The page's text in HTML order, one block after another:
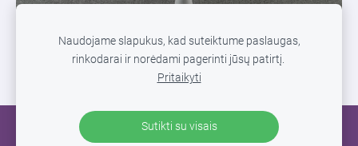
SLAPUKAI
Naudojame slapukus, kad suteiktume paslaugas,
rinkodarai ir norėdami pagerinti jūsų patirtį.
Pritaikyti
Sutikti su visais